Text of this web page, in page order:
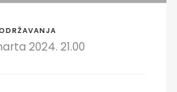
2024. 21.00